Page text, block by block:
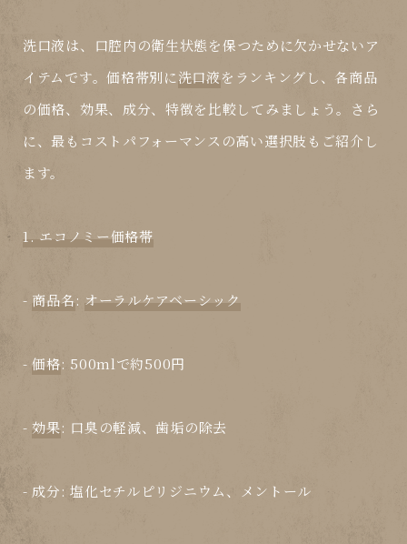
洗口液は、口腔内の衛生状態を保つために欠かせないア
イテムです。価格帯別に洗口液をランキングし、各商品
の価格、効果、成分、特徴を比較してみましょう。さら
に、最もコストパフォーマンスの高い選択肢もご紹介し
ます。
1. エコノミー価格帯
- 商品名: オーラルケアベーシック
-価格: 500mlで約500円
-効果: 口臭の軽減、歯垢の除去
- 成分: 塩化セチルピリジニウム、メントール